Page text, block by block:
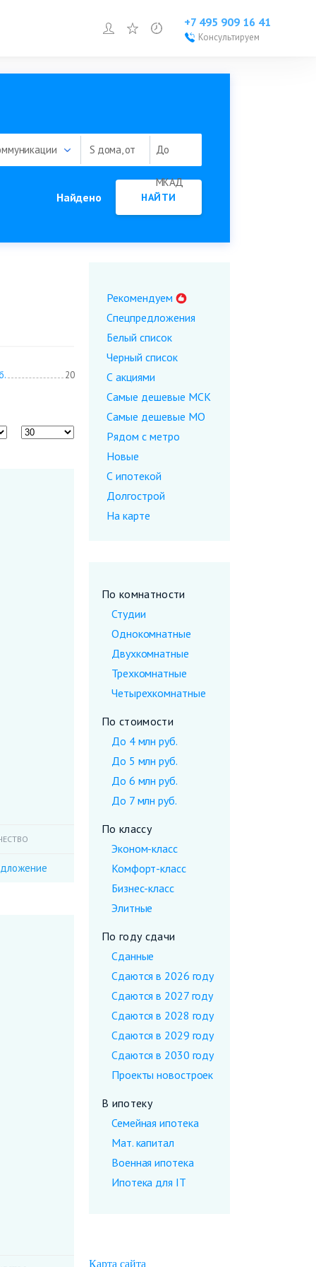
Войти или зарегистрироваться
зарегистрироваться
ИзбранноеПросмотренное
+7 495 909 16 41
Консультируем
S дома, от До
МКАД
Найдено НАЙТИ
Рекомендуем
Спецпредложения
Белый список
Черный список
С акциями
Самые дешевые МСК
Самые дешевые МО
Рядом с метро
Новые
С ипотекой
Долгострой
На карте
По комнатности
Студии
Однокомнатные
Двухкомнатные
Трехкомнатные
Четырехкомнатные
По стоимости
До 4 млн руб.
До 5 млн руб.
До 6 млн руб.
До 7 млн руб.
По классу
Эконом-класс
Комфорт-класс
Бизнес-класс
Элитные
По году сдачи
Сданные
Сдаются в 2026 году
Сдаются в 2027 году
Сдаются в 2028 году
Сдаются в 2029 году
Сдаются в 2030 году
Проекты новостроек
В ипотеку
Семейная ипотека
Мат. капитал
Военная ипотека
Ипотека для IT
Карта сайта
20